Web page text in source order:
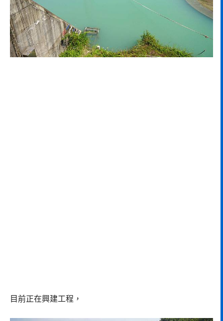
目前正在興建工程，